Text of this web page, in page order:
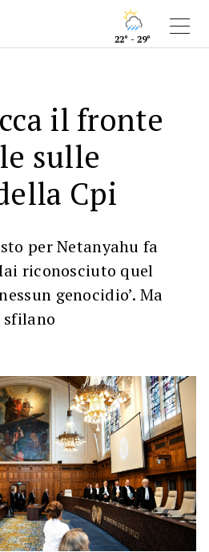
22° - 29°
il fronte
sulle
Cpi
per Netanyahu fa
riconosciuto quel
genocidio’. Ma
sfilano